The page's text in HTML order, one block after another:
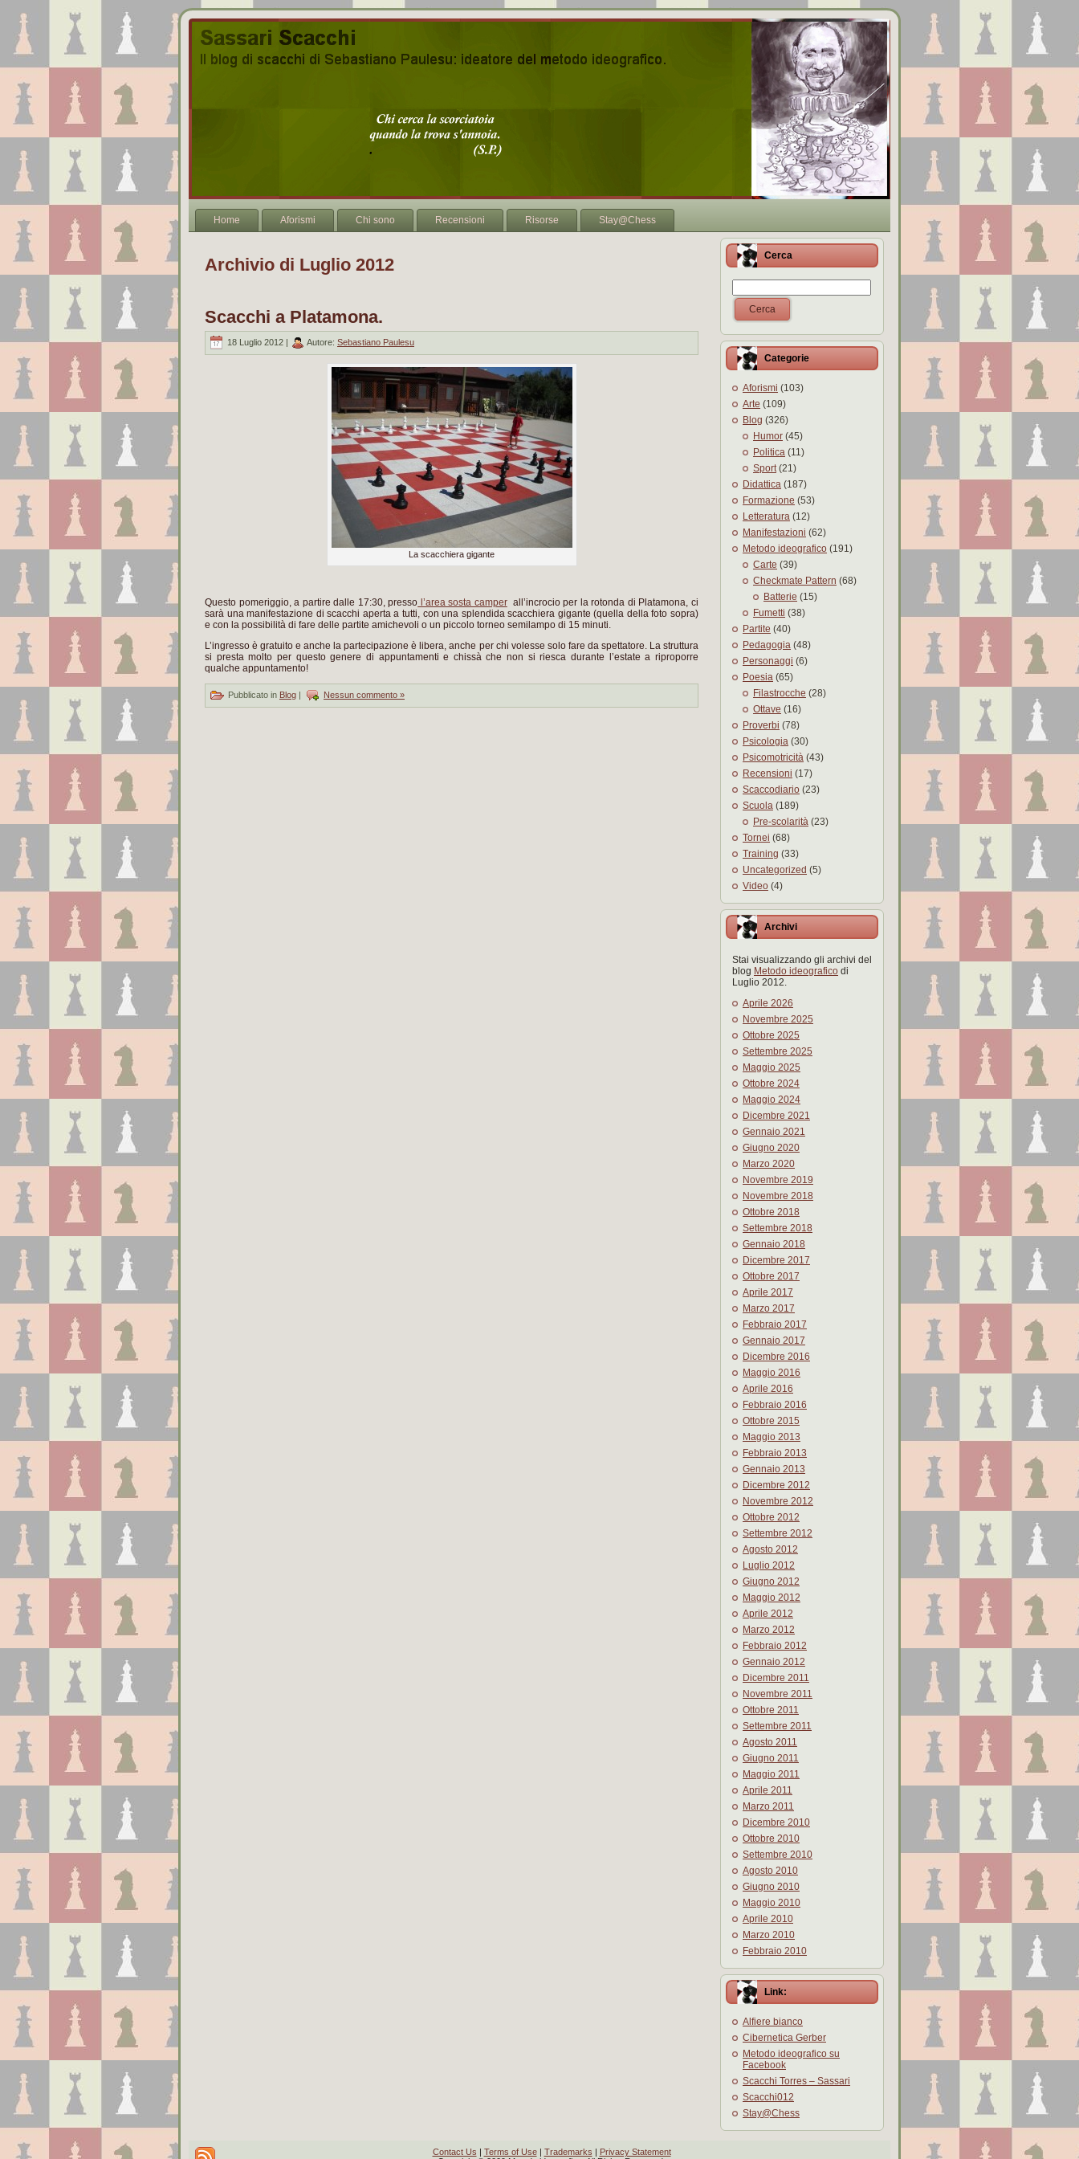
Home Aforismi Chi sono Recensioni Risorse Stay@Chess
Archivio di Luglio 2012
Scacchi a Platamona.
18 Luglio 2012 | Autore: Sebastiano Paulesu
La scacchiera gigante
Questo pomeriggio, a partire dalle 17:30, presso l’area sosta camperall’incrocio per la rotonda di Platamona, ci
sarà una manifestazione di scacchi aperta a tutti, con una splendida scacchiera gigante (quella della foto sopra)
e con la possibilità di fare delle partite amichevoli o un piccolo torneo semilampo di 15 minuti.
L’ingresso è gratuito e anche la partecipazione è libera, anche per chi volesse solo fare da spettatore. La struttura
si presta molto per questo genere di appuntamenti e chissà che non si riesca durante l’estate a riproporre
qualche appuntamento!
Pubblicato in Blog | Nessun commento »
Cerca
Cerca
Categorie
Aforismi (103)
Arte (109)
Blog (326)
Humor (45)
Politica (11)
Sport(21)
Didattica (187)
Formazione (53)
Letteratura (12)
Manifestazioni (62)
Metodo ideografico (191)
Carte (39)
Checkmate Pattern (68)
Batterie (15)
Fumetti (38)
Partite (40)
Pedagogia (48)
Personaggi (6)
Poesia (65)
Filastrocche (28)
Ottave (16)
Proverbi (78)
Psicologia (30)
Psicomotricità (43)
Recensioni (17)
Scaccodiario (23)
Scuola (189)
Pre-scolarità (23)
Tornei (68)
Training (33)
Uncategorized (5)
Video (4)
Archivi
Stai visualizzando gli archivi del
blog Metodo ideografico di
Luglio 2012.
Aprile 2026
Novembre 2025
Ottobre 2025
Settembre 2025
Maggio 2025
Ottobre 2024
Maggio 2024
Dicembre 2021
Gennaio 2021
Giugno 2020
Marzo 2020
Novembre 2019
Novembre 2018
Ottobre 2018
Settembre 2018
Gennaio 2018
Dicembre 2017
Ottobre 2017
Aprile 2017
Marzo 2017
Febbraio 2017
Gennaio 2017
Dicembre 2016
Maggio 2016
Aprile 2016
Febbraio 2016
Ottobre 2015
Maggio 2013
Febbraio 2013
Gennaio 2013
Dicembre 2012
Novembre 2012
Ottobre 2012
Settembre 2012
Agosto 2012
Luglio 2012
Giugno 2012
Maggio 2012
Aprile 2012
Marzo 2012
Febbraio 2012
Gennaio 2012
Dicembre 2011
Novembre 2011
Ottobre 2011
Settembre 2011
Agosto 2011
Giugno 2011
Maggio 2011
Aprile 2011
Marzo 2011
Dicembre 2010
Ottobre 2010
Settembre 2010
Agosto 2010
Giugno 2010
Maggio 2010
Aprile 2010
Marzo 2010
Febbraio 2010
Link:
Alfiere bianco
Cibernetica Gerber
Metodo ideografico su
Facebook
Scacchi Torres – Sassari
Scacchi012
Stay@Chess
Contact Us | Terms of Use| Trademarks | Privacy Statement